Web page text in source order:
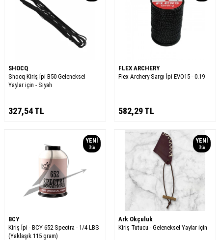
SHOCQ
Shocq Kiriş İpi B50 Geleneksel
Yaylar için - Siyah
327,54TL
FLEX ARCHERY
Flex Archery Sargı İpi EVO15 - 0.19
582,29TL
YENI
Ürün
BCY
Kiriş İpi - BCY 652 Spectra - 1/4 LBS
(Yaklaşık 115 gram)
YENI
Ürün
Ark Okçuluk
Kiriş Tutucu - Geleneksel Yaylar için